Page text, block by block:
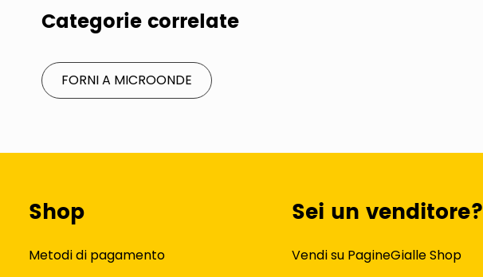
Categorie correlate
FORNI A MICROONDE
Shop
Metodi di pagamento
Sei un venditore?
Vendi su PagineGialle Shop